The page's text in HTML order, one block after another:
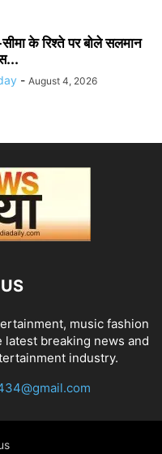
के रिश्ते पर बोले सलमान
- August 4, 2026
music fashion
breaking news and
industry.